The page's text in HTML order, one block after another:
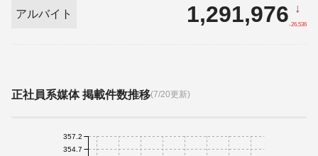
アルバイト 1,291,976 ↓
-26,536
正社員系媒体 掲載件数推移(7/20更新)
354.7
357.2